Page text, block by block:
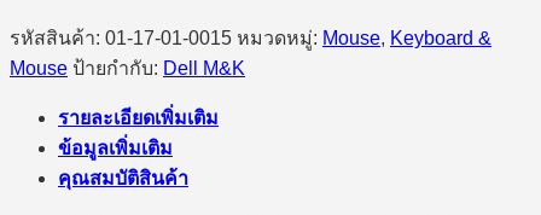
รหัสสินค้า: 01-17-01-0015 หมวดหมู่: Mouse, Keyboard &
Mouse ป้ายกำกับ: Dell M&K
รายละเอียดเพิ่มเติม
ข้อมูลเพิ่มเติม
คุณสมบัติสินค้า